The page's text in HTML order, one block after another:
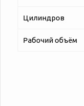
Цилиндров
Рабочий объём